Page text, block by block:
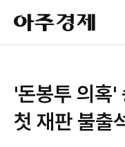
아
주
경
'돈봉투 의혹'
첫 재판 불출